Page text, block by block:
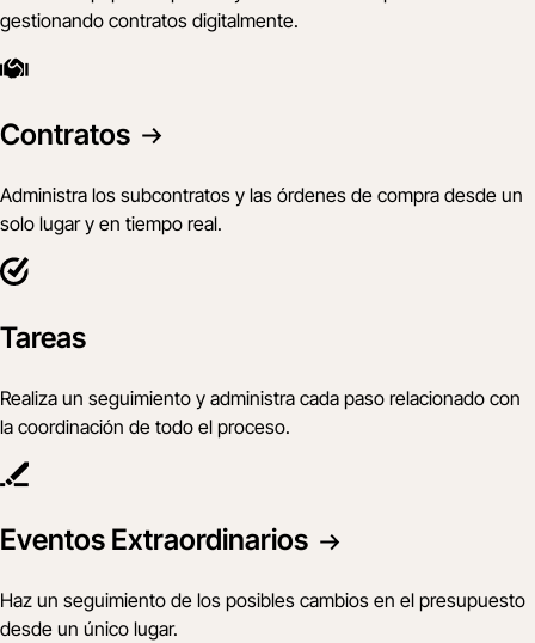
gestionando contratos digitalmente.
Contratos
Administra los subcontratos y las órdenes de compra desde un
solo lugar y en tiempo real.
Tareas
Realiza un seguimiento y administra cada paso relacionado con
la coordinación de todo el proceso.
Eventos Extraordinarios
Haz un seguimiento de los posibles cambios en el presupuesto
desde un único lugar.